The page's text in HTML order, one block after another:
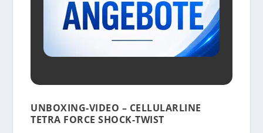
UNBOXING-VIDEO – CELLULARLINE
TETRA FORCE SHOCK-TWIST